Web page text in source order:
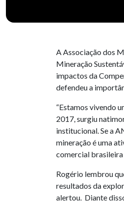
A Associação dos
Mineração
impactos da
defendeu a
“Estamos vivendo
2017, surgiu
institucional. Se a
mineração é uma
comercial brasileira
Rogério lembrou
resultados da
alertou. Diante